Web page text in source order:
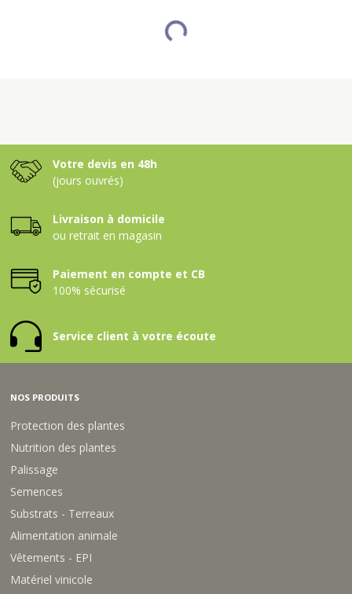
Votre devis en 48h
(jours ouvrés)
Livraison à domicile
ou retrait en magasin
Paiement en compte et CB
100% sécurisé
Service client à votre écoute
NOS PRODUITS
Protection des plantes
Nutrition des plantes
Palissage
Semences
Substrats - Terreaux
Alimentation animale
Vêtements - EPI
Matériel vinicole